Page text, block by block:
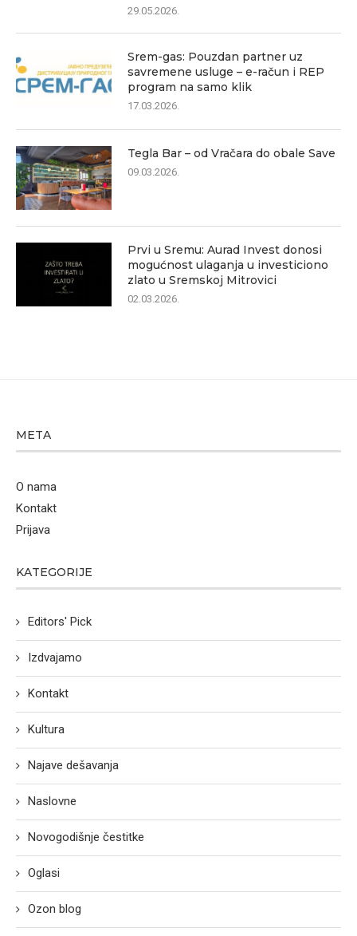
29.05.2026.
Srem-gas: Pouzdan partner uz
savremene usluge – e-račun i REP
program na samo klik
17.03.2026.
Tegla Bar – od Vračara do obale Save
09.03.2026.
Prvi u Sremu: Aurad Invest donosi
mogućnost ulaganja u investiciono
zlato u Sremskoj Mitrovici
02.03.2026.
META
O nama
Kontakt
Prijava
KATEGORIJE
Editors' Pick
Izdvajamo
Kontakt
Kultura
Najave dešavanja
Naslovne
Novogodišnje čestitke
Oglasi
Ozon blog